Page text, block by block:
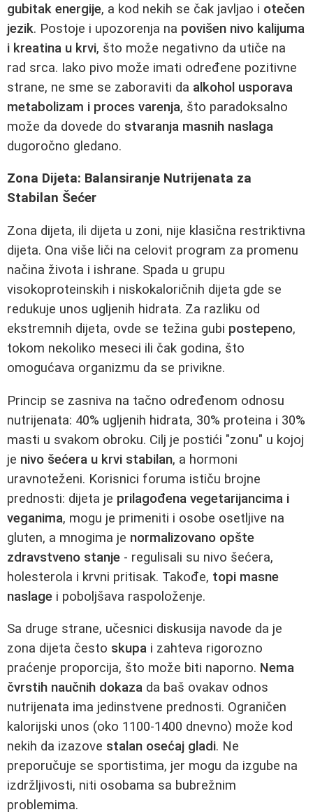
gubitak energije, a kod nekih se čak javljao i otečen
jezik. Postoje i upozorenja na povišen nivo kalijuma
i kreatina u krvi, što može negativno da utiče na
rad srca. Iako pivo može imati određene pozitivne
strane, ne sme se zaboraviti da alkohol usporava
metabolizam i proces varenja, što paradoksalno
može da dovede do stvaranja masnih naslaga
dugoročno gledano.
Zona Dijeta: Balansiranje Nutrijenata za
Stabilan Šećer
Zona dijeta, ili dijeta u zoni, nije klasična restriktivna
dijeta. Ona više liči na celovit program za promenu
načina života i ishrane. Spada u grupu
visokoproteinskih i niskokaloričnih dijeta gde se
redukuje unos ugljenih hidrata. Za razliku od
ekstremnih dijeta, ovde se težina gubi postepeno,
tokom nekoliko meseci ili čak godina, što
omogućava organizmu da se privikne.
Princip se zasniva na tačno određenom odnosu
nutrijenata: 40% ugljenih hidrata, 30% proteina i 30%
masti u svakom obroku. Cilj je postići "zonu" u kojoj
je nivo šećera u krvi stabilan, a hormoni
uravnoteženi. Korisnici foruma ističu brojne
prednosti: dijeta je prilagođena vegetarijancima i
veganima, mogu je primeniti i osobe osetljive na
gluten, a mnogima je normalizovano opšte
zdravstveno stanje - regulisali su nivo šećera,
holesterola i krvni pritisak. Takođe, topi masne
naslage i poboljšava raspoloženje.
Sa druge strane, učesnici diskusija navode da je
zona dijeta često skupa i zahteva rigorozno
praćenje proporcija, što može biti naporno. Nema
čvrstih naučnih dokaza da baš ovakav odnos
nutrijenata ima jedinstvene prednosti. Ograničen
kalorijski unos (oko 1100-1400 dnevno) može kod
nekih da izazove stalan osećaj gladi. Ne
preporučuje se sportistima, jer mogu da izgube na
izdržljivosti, niti osobama sa bubrežnim
problemima.